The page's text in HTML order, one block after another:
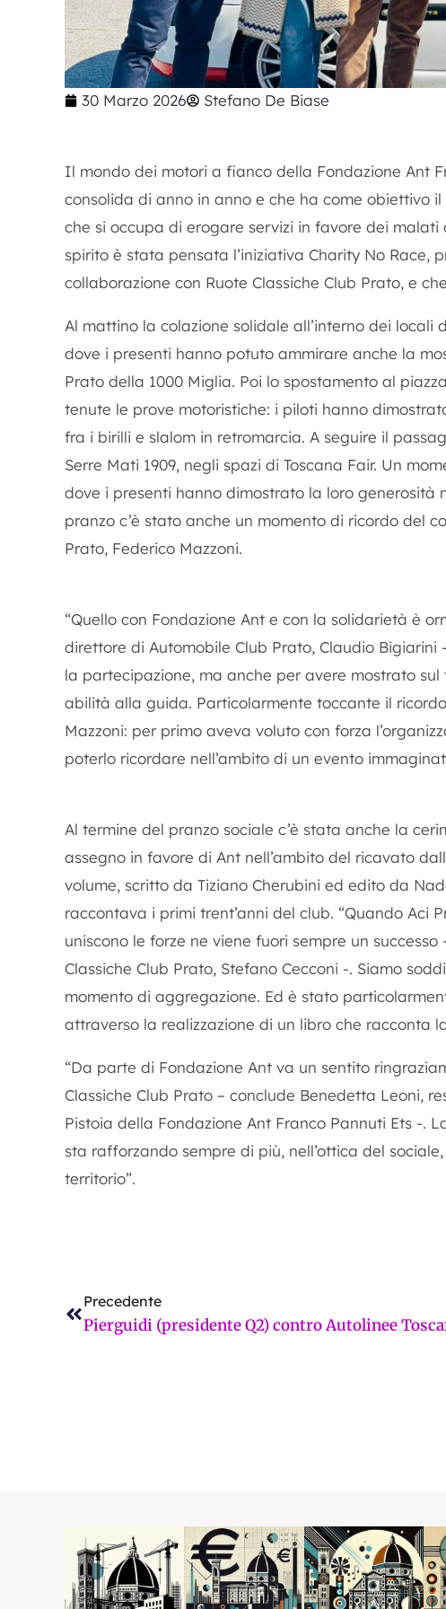
30 Marzo 2026 Stefano De Biase
Il mondo dei motori a fianco della Fondazione Ant
consolida di anno in anno e che ha come obiettivo
che si occupa di erogare servizi in favore dei
spirito è stata pensata l’iniziativa Charity No Race,
collaborazione con Ruote Classiche Club Prato, e
Al mattino la colazione solidale all’interno dei locali
dove i presenti hanno potuto ammirare anche la
Prato della 1000 Miglia. Poi lo spostamento al
tenute le prove motoristiche: i piloti hanno
fra i birilli e slalom in retromarcia. A seguire il
Serre Mati 1909, negli spazi di Toscana Fair. Un
dove i presenti hanno dimostrato la loro generosità
pranzo c’è stato anche un momento di ricordo del
Prato, Federico Mazzoni.
“Quello con Fondazione Ant e con la solidarietà è
direttore di Automobile Club Prato, Claudio
la partecipazione, ma anche per avere mostrato
abilità alla guida. Particolarmente toccante il
Mazzoni: per primo aveva voluto con forza
poterlo ricordare nell’ambito di un evento
Al termine del pranzo sociale c’è stata anche la
assegno in favore di Ant nell’ambito del ricavato
volume, scritto da Tiziano Cherubini ed edito da
raccontava i primi trent’anni del club. “Quando Aci
uniscono le forze ne viene fuori sempre un
Classiche Club Prato, Stefano Cecconi -. Siamo
momento di aggregazione. Ed è stato
attraverso la realizzazione di un libro che racconta
“Da parte di Fondazione Ant va un sentito
Classiche Club Prato – conclude Benedetta Leoni,
Pistoia della Fondazione Ant Franco Pannuti Ets -.
sta rafforzando sempre di più, nell’ottica del
territorio”.
Precedente
passano e a 84 anni si aspetta un’ora e mezzo in